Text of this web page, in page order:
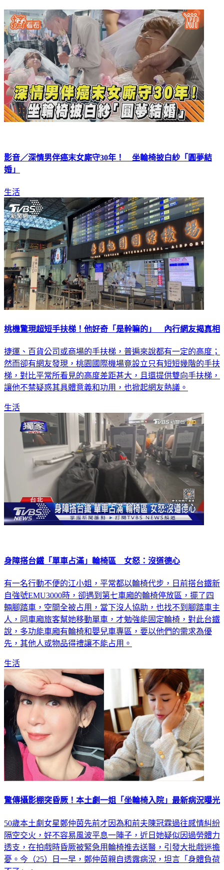
影音／深情男伴癌末女廝守30年！ 坐輪椅披白紗「圓夢結
婚」
生活
桃機驚現超短手扶梯！他好奇「是幹嘛的」 內行網友揭真相
捷運、百貨公司或商場的手扶梯，普遍來說都有一定的高度；
然而卻有網友發現，桃園國際機場竟設立只有短短幾階的手扶
梯，對比平常所看見的高度差距甚大，且還提供雙向手扶梯，
讓他不禁疑惑其具體意義和功用，也掀起網友熱議。
生活
身障搭台鐵「單車占滿」輪椅區 女怒：沒道德心
有一名行動不便的江小姐，平常都以輪椅代步，日前搭台鐵新
自強號EMU3000時，卻遇到第七車廂的輪椅停放區，擺了四
輛腳踏車，空間全被占用，當下沒人協助，也找不到腳踏車主
人，同車廂旅客幫她移動單車，才勉強能固定輪椅，對此台鐵
說，多功能車廂有輪椅和嬰兒車專區，要以他們的需求為優
先，其他人或物品得禮讓不能占用。
生活
驚傳攝影棚突昏厥！本土劇一姐「坐輪椅入院」最新病況曝光
50歲本土劇女星鄭仲茵先前才因為和前夫陳冠霖過往感情糾紛
隔空交火，好不容易風波平息一陣子，近日她疑似因過勞體力
透支，在拍戲時昏厥被緊急用輪椅推去送醫，引發大批戲迷擔
憂。今（25）日一早，鄭仲茵親自透露病況，坦言「身體負荷